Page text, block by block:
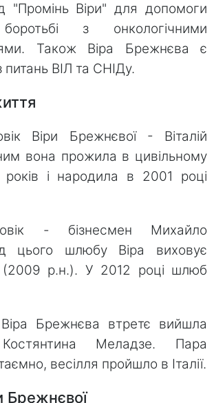
"Промінь Віри" для допомоги
з онкологічними
Також Віра Брежнєва є
ВІЛ та СНІДу.
Віри Брежнєвої - Віталій
вона прожила в цивільному
років і народила в 2001 році
- бізнесмен Михайло
цього шлюбу Віра виховує
р.н.). У 2012 році шлюб
Брежнєва втретє вийшла
Меладзе. Пара
весілля пройшло в Італії.
Брежнєвої